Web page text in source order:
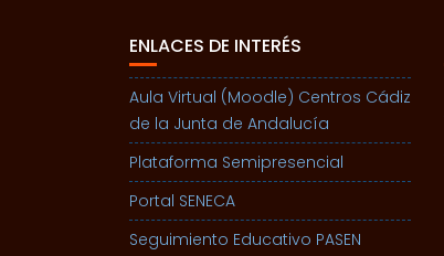
ENLACES DE INTERÉS
Aula Virtual (Moodle) Centros Cádiz
de la Junta de Andalucía
Plataforma Semipresencial
Portal SENECA
Seguimiento Educativo PASEN